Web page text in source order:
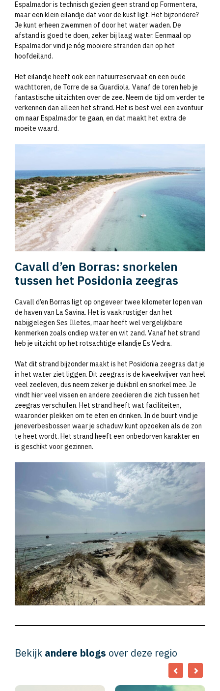
Espalmador is technisch gezien geen strand op Formentera,
maar een klein eilandje dat voor de kust ligt. Het bijzondere?
Je kunt erheen zwemmen of door het water waden. De
afstand is goed te doen, zeker bij laag water. Eenmaal op
Espalmador vind je nóg mooiere stranden dan op het
hoofdeiland.
Het eilandje heeft ook een natuurreservaat en een oude
wachttoren, de Torre de sa Guardiola. Vanaf de toren heb je
fantastische uitzichten over de zee. Neem de tijd om verder te
verkennen dan alleen het strand. Het is best wel een avontuur
om naar Espalmador te gaan, en dat maakt het extra de
moeite waard.
Cavall d’en Borras: snorkelen
tussen het Posidonia zeegras
Cavall d’en Borras ligt op ongeveer twee kilometer lopen van
de haven van La Savina. Het is vaak rustiger dan het
nabijgelegen Ses Illetes, maar heeft wel vergelijkbare
kenmerken zoals ondiep water en wit zand. Vanaf het strand
heb je uitzicht op het rotsachtige eilandje Es Vedra.
Wat dit strand bijzonder maakt is het Posidonia zeegras dat je
in het water ziet liggen. Dit zeegras is de kweekvijver van heel
veel zeeleven, dus neem zeker je duikbril en snorkel mee. Je
vindt hier veel vissen en andere zeedieren die zich tussen het
zeegras verschuilen. Het strand heeft wat faciliteiten,
waaronder plekken om te eten en drinken. In de buurt vind je
jeneverbesbossen waar je schaduw kunt opzoeken als de zon
te heet wordt. Het strand heeft een onbedorven karakter en
is geschikt voor gezinnen.
Bekijk andere blogs over deze regio